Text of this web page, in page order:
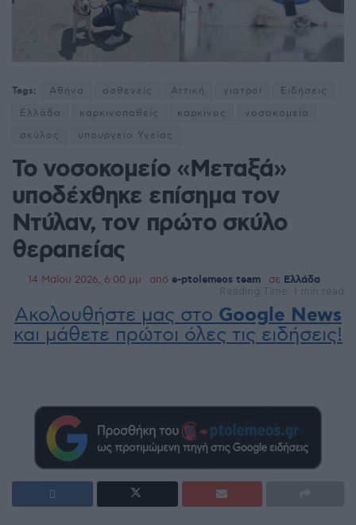
Tags: Αθήνα ασθενείς Αττική γιατροί
Ειδήσεις
Ελλάδα
καρκινοπαθείς καρκίνος
νοσοκομεία
σκύλος
υπουργείο Υγείας
Το νοσοκομείο «Μεταξά»
υποδέχθηκε επίσημα τον
Ντύλαν, τον πρώτο σκύλο
θεραπείας
14 Μαΐου 2026, 6:00 μμ από e-ptolemeos team σε Ελλάδα
Reading Time: 1 min read
Ακολουθήστε μας στο Google News
και μάθετε πρώτοι όλες τις ειδήσεις!